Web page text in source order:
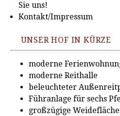
Sie uns!
Kontakt/Impressum
UNSER HOF IN KÜRZE
moderne
moderne Reithalle
beleuchteter
Führanlage für sechs
großzügige